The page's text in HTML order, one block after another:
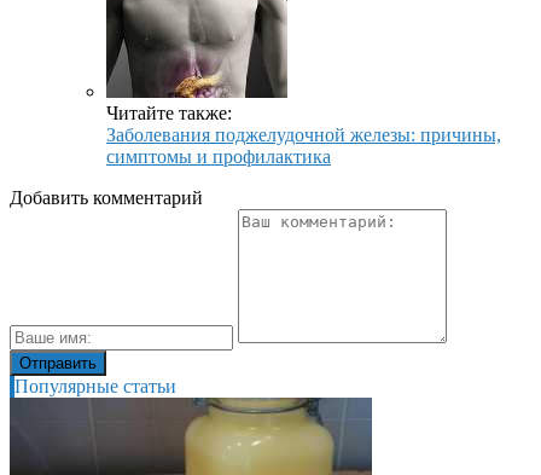
Читайте также:
Заболевания поджелудочной железы: причины,
симптомы и профилактика
Добавить комментарий
Популярные статьи